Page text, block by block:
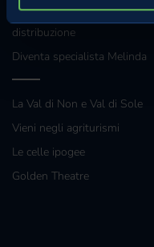
Grossisti e grande
distribuzione
Diventa specialista Melinda
La Val di Non e Val di Sole
Vieni negli agriturismi
Le celle ipogee
Golden Theatre